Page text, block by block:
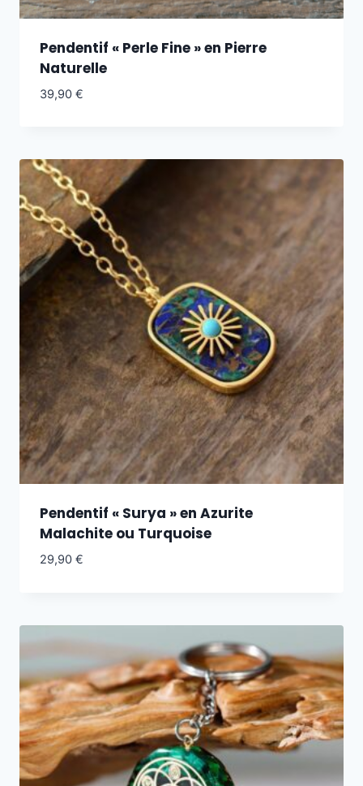
Pendentif « Perle Fine » en Pierre
Naturelle
39,90 €
Pendentif « Surya » en Azurite
Malachite ou Turquoise
29,90 €